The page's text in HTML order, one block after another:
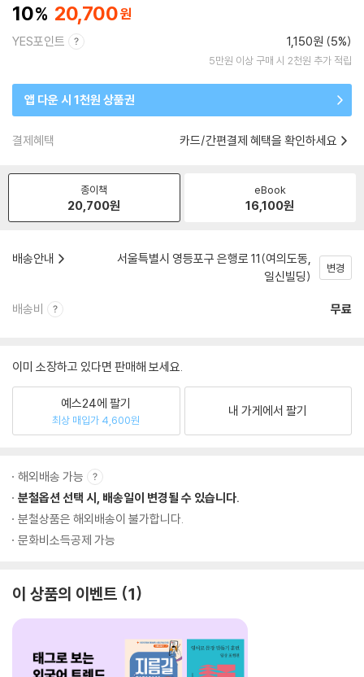
10 20,700
YES포인트 1,150원 (5%)
5만원 이상 구매 시 2천원 추가 적립
앱 다운 시 1천원 상품권
결제혜택 카드/간편결제 혜택을 확인하세요
종이책
20,700원
eBook
16,100원
배송안내
서울특별시 영등포구 은행로 11(여의도동,
일신빌딩)
변경
배송비 무료
이미 소장하고 있다면 판매해 보세요.
예스24에 팔기
최상 매입가 4,600원
내 가게에서 팔기
해외배송 가능
분철옵션 선택 시, 배송일이 변경될 수 있습니다.
분철상품은 해외배송이 불가합니다.
문화비소득공제 가능
이 상품의 이벤트 1